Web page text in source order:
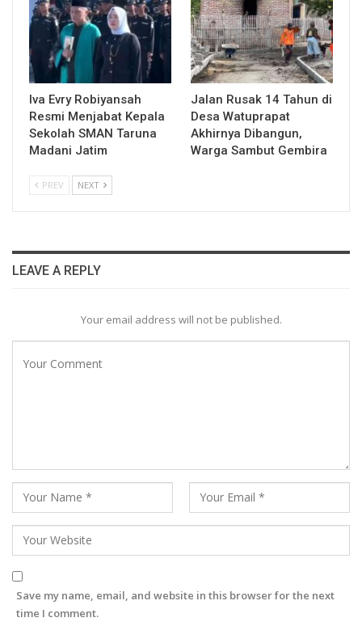
Iva Evry Robiyansah
Resmi Menjabat Kepala
Sekolah SMAN Taruna
Madani Jatim
Jalan Rusak 14 Tahun di
Desa Watuprapat
Akhirnya Dibangun,
Warga Sambut Gembira
PREV NEXT
LEAVE A REPLY
Your email address will not be published.
Save my name, email, and website in this browser for the next
time I comment.